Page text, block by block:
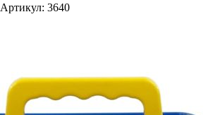
Артикул: 3640